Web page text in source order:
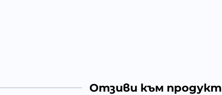
Отзиви към продукт